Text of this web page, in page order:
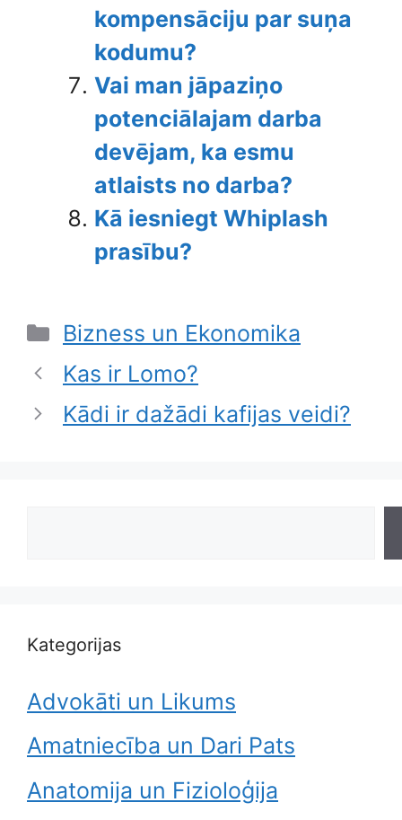
kompensāciju par suņa
kodumu?
Vai man jāpaziņo
potenciālajam darba
devējam, ka esmu
atlaists no darba?
Kā iesniegt Whiplash
prasību?
Categories
Bizness un Ekonomika
Kas ir Lomo?
Kādi ir dažādi kafijas veidi?
Kategorijas
Advokāti un Likums
Amatniecība un Dari Pats
Anatomija un Fizioloģija